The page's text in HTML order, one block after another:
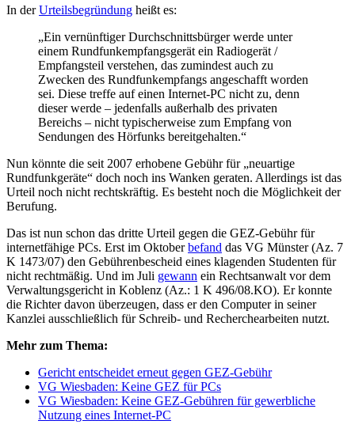
In derUrteilsbegründung heißt es:
„Ein vernünftiger Durchschnittsbürger werde unter
einem Rundfunkempfangsgerät ein Radiogerät /
Empfangsteil verstehen, das zumindest auch zu
Zwecken des Rundfunkempfangs angeschafft worden
sei. Diese treffe auf einen Internet-PC nicht zu, denn
dieser werde – jedenfalls außerhalb des privaten
Bereichs – nicht typischerweise zum Empfang von
Sendungen des Hörfunks bereitgehalten.“
Nun könnte die seit 2007 erhobene Gebühr für „neuartige
Rundfunkgeräte“ doch noch ins Wanken geraten. Allerdings ist das
Urteil noch nicht rechtskräftig. Es besteht noch die Möglichkeit der
Berufung.
Das ist nun schon das dritte Urteil gegen die GEZ-Gebühr für
internetfähige PCs. Erst im Oktoberbefand das VG Münster (Az. 7
K 1473/07) den Gebührenbescheid eines klagenden Studenten für
nicht rechtmäßig. Und im Juli gewann ein Rechtsanwalt vor dem
Verwaltungsgericht in Koblenz (Az.: 1 K 496/08.KO). Er konnte
die Richter davon überzeugen, dass er den Computer in seiner
Kanzlei ausschließlich für Schreib- und Recherchearbeiten nutzt.
Mehr zum Thema:
Gericht entscheidet erneut gegen GEZ-Gebühr
VG Wiesbaden: Keine GEZ für PCs
VG Wiesbaden: Keine GEZ-Gebühren für gewerbliche
Nutzung eines Internet-PC